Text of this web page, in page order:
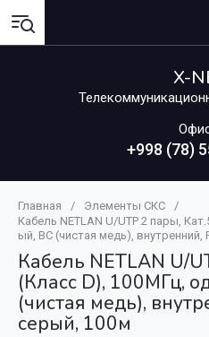
X-
+998 (78)
Главная / Элементы СКС
/
Кабель NETLAN U/UTP 2 пары,
ый, BC (чистая медь), внутренний,
Кабель NETLAN U/
(Класс D), 100МГц,
(чистая медь),
серый, 100м